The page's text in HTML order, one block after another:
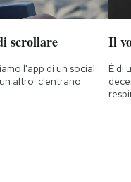
scrollare
l'app di un social
altro: c'entrano
Il
È di